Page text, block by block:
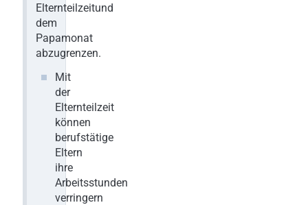
Elternteilzeitund
dem
Papamonat
abzugrenzen.
Mit
der
Elternteilzeit
können
berufstätige
Eltern
ihre
Arbeitsstunden
verringern